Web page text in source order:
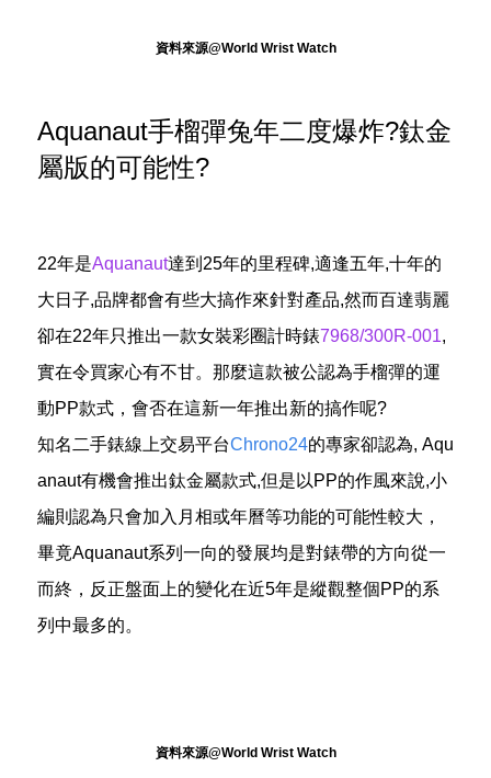
資料來源@World Wrist Watch
Aquanaut手榴彈兔年二度爆炸?鈦金
屬版的可能性?
22年是Aquanaut達到25年的里程碑,適逢五年,十年的
大日子,品牌都會有些大搞作來針對產品,然而百達翡麗
卻在22年只推出一款女裝彩圈計時錶7968/300R-001,
實在令買家心有不甘。那麼這款被公認為手榴彈的運
動PP款式，會否在這新一年推出新的搞作呢?
知名二手錶線上交易平台Chrono24的專家卻認為, Aqu
anaut有機會推出鈦金屬款式,但是以PP的作風來說,小
編則認為只會加入月相或年曆等功能的可能性較大，
畢竟Aquanaut系列一向的發展均是對錶帶的方向從一
而終，反正盤面上的變化在近5年是縱觀整個PP的系
列中最多的。
資料來源@World Wrist Watch